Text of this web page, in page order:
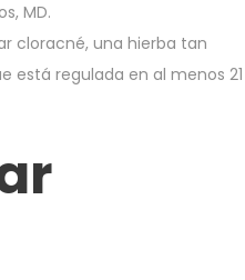
MD.
cloracné, una hierba tan
está regulada en al menos 21